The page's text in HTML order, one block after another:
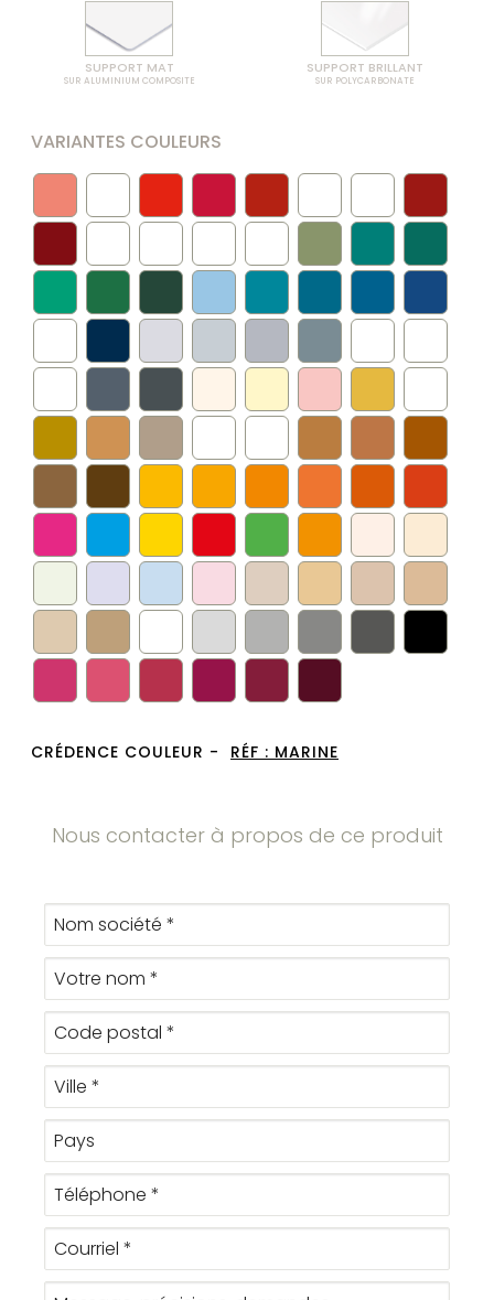
SUPPORT MAT
SUR ALUMINIUM COMPOSITE
SUPPORT BRILLANT
SUR POLYCARBONATE
VARIANTES COULEURS
CRÉDENCE COULEUR - RÉF : MARINE
Nous contacter à propos de ce produit